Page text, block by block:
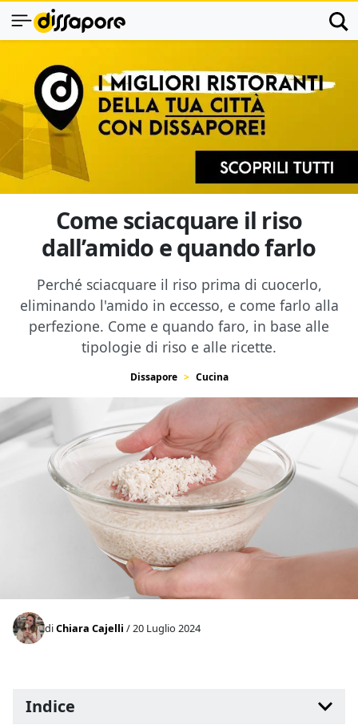
Come sciacquare il riso
dall’amido e quando farlo
Perché sciacquare il riso prima di cuocerlo,
eliminando l'amido in eccesso, e come farlo alla
perfezione. Come e quando faro, in base alle
tipologie di riso e alle ricette.
Dissapore Cucina
diChiara Cajelli / 20 Luglio 2024
Indice